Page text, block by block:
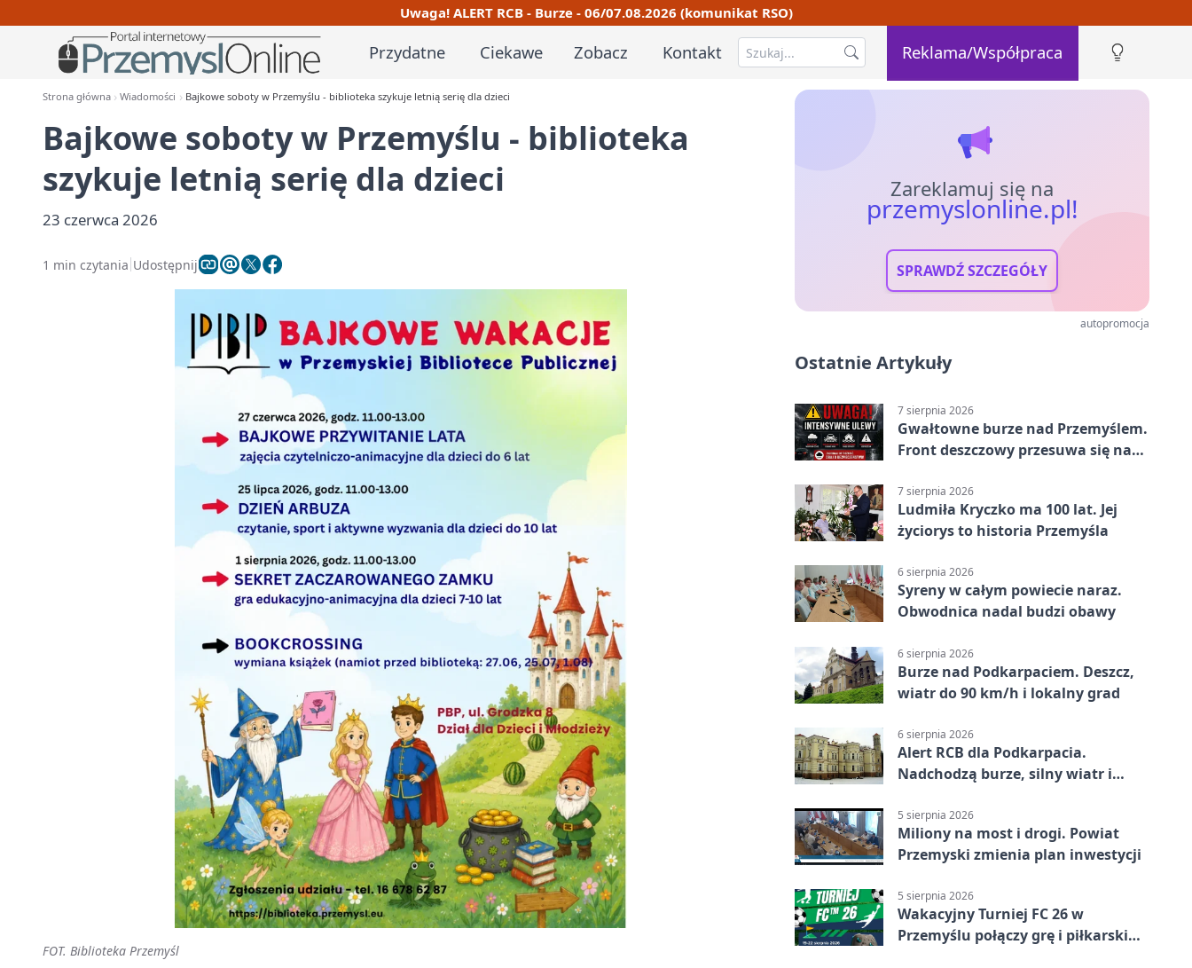
Uwaga! ALERT RCB - Burze - 06/07.08.2026 (komunikat RSO)
Przydatne Ciekawe Zobacz Kontakt Reklama/Współpraca
Strona główna Wiadomości Bajkowe soboty w Przemyślu - biblioteka szykuje letnią serię dla dzieci
Bajkowe soboty w Przemyślu - biblioteka
szykuje letnią serię dla dzieci
23 czerwca 2026
1 min czytania Udostępnij
FOT. Biblioteka Przemyśl
Zareklamuj się na
przemyslonline.pl!
SPRAWDŹ SZCZEGÓŁY
autopromocja
Ostatnie Artykuły
7 sierpnia 2026
Gwałtowne burze nad Przemyślem.
Front deszczowy przesuwa się na
7 sierpnia 2026
Ludmiła Kryczko ma 100 lat. Jej
życiorys to historia Przemyśla
6 sierpnia 2026
Syreny w całym powiecie naraz.
Obwodnica nadal budzi obawy
6 sierpnia 2026
Burze nad Podkarpaciem. Deszcz,
wiatr do 90 km/h i lokalny grad
6 sierpnia 2026
Alert RCB dla Podkarpacia.
Nadchodzą burze, silny wiatr i
5 sierpnia 2026
Miliony na most i drogi. Powiat
Przemyski zmienia plan inwestycji
5 sierpnia 2026
Wakacyjny Turniej FC 26 w
Przemyślu połączy grę i piłkarski